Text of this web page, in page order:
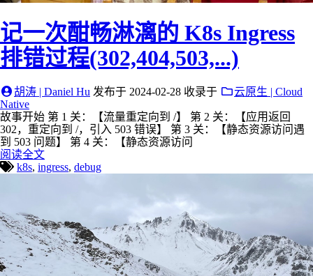
记一次酣畅淋漓的 K8s Ingress
排错过程(302,404,503,...)
胡涛 | Daniel Hu 发布于 2024-02-28 收录于
云原生 | Cloud
Native
故事开始 第 1 关：【流量重定向到 /】 第 2 关：【应用返回
302，重定向到 /，引入 503 错误】 第 3 关：【静态资源访问遇
到 503 问题】 第 4 关：【静态资源访问
阅读全文
k8s, ingress, debug